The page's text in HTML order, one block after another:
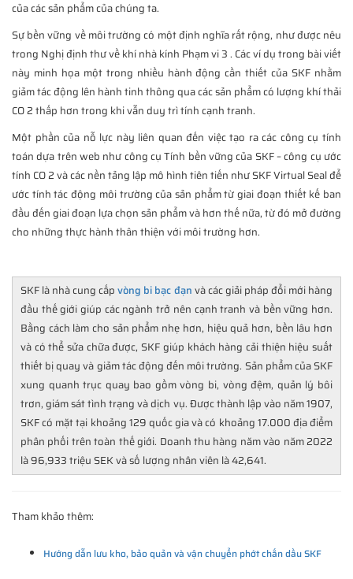
của các sản phẩm của chúng ta.
Sự bền vững về môi trường có một định nghĩa rất rộng, như được nêu
trong Nghị định thư về khí nhà kính Phạm vi 3 . Các ví dụ trong bài viết
này minh họa một trong nhiều hành động cần thiết của SKF nhằm
giảm tác động lên hành tinh thông qua các sản phẩm có lượng khí thải
CO 2 thấp hơn trong khi vẫn duy trì tính cạnh tranh.
Một phần của nỗ lực này liên quan đến việc tạo ra các công cụ tính
toán dựa trên web như công cụ Tính bền vững của SKF – công cụ ước
tính CO 2 và các nền tảng lập mô hình tiên tiến như SKF Virtual Seal để
ước tính tác động môi trường của sản phẩm từ giai đoạn thiết kế ban
đầu đến giai đoạn lựa chọn sản phẩm và hơn thế nữa, từ đó mở đường
cho những thực hành thân thiện với môi trường hơn.
SKF là nhà cung cấpvòng bi bạc đạnvà các giải pháp đổi mới hàng
đầu thế giới giúp các ngành trở nên cạnh tranh và bền vững hơn.
Bằng cách làm cho sản phẩm nhẹ hơn, hiệu quả hơn, bền lâu hơn
và có thể sửa chữa được, SKF giúp khách hàng cải thiện hiệu suất
thiết bị quay và giảm tác động đến môi trường. Sản phẩm của SKF
xung quanh trục quay bao gồm vòng bi, vòng đệm, quản lý bôi
trơn, giám sát tình trạng và dịch vụ. Được thành lập vào năm 1907,
SKF có mặt tại khoảng 129 quốc gia và có khoảng 17.000 địa điểm
phân phối trên toàn thế giới. Doanh thu hàng năm vào năm 2022
là 96,933 triệu SEK và số lượng nhân viên là 42,641.
Tham khảo thêm:
Hướng dẫn lưu kho, bảo quản và vận chuyển phớt chắn dầu SKF